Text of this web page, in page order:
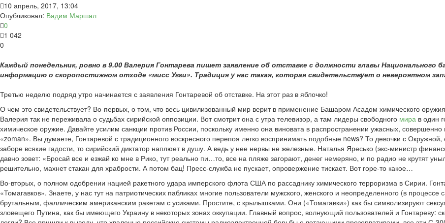
10 апрель, 2017, 13:04
Опубликовал: Вадим Маршал
0
1 042
0
Каждый понедельник, ровно в 9.00 Валерия Гонтарева пишет заявление об отставке с должности главы Национального
информацию о скоропостижном отходе «мисс Угги». Традиция у нас такая, которая свидетельствует о невероятном
Третью неделю подряд утро начинается с заявления Гонтаревой об отставке. На этот раз в яблочко!
О чем это свидетельствует? Во-первых, о том, что весь цивилизованный мир верит в применение Башаром Асадом химического
Валерия так не переживала о судьбах сирийской оппозиции. Вот смотрит она с утра телевизор, а там лидеры свободного мира в один
химическое оружие. Давайте усилим санкции против России, поскольку именно она виновата в распространении ужасных,
«zoman». Вы думаете, Гонтаревой с традиционного воскресного перепоя легко воспринимать подобные news? То девочки с
заборе всякие гадости, то сирийский диктатор наплюет в душу. А ведь у нее нервы не железные. Наталья Яресько (экс-министр
давно зовет: «Бросай все и езжай ко мне в Рико, тут реально пи…то, все на пляже загорают, денег немеряно, и по радио не крутят
решительно, махнет стакан для храбрости. А потом бац! Пресс-служба не пускает, опровержение тискает. Вот горе-то какое…
Во-вторых, о полном одобрении нацией ракетного удара имперского флота США по рассаднику химического терроризма в Сирии.
«Томагавков». Знаете, у нас тут на патриотических пабликах многие пользователи мужского, женского и неопределенного (в
брутальным, фаллическим американским ракетам с усиками. Простите, с крылышками. Они («Томагавки») как бы символизируют
зловещего Путина, как бы имеющего Украину в некоторых зонах оккупации. Главный вопрос, волнующий пользователей и Гонтареву: